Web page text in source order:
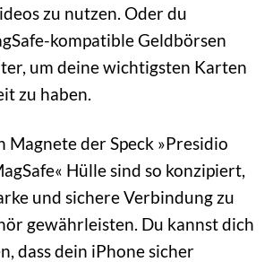
zu nutzen. Oder du
kompatible Geldbörsen
um deine wichtigsten Karten
zu haben.
der Speck »Presidio
Hülle sind so konzipiert,
und sichere Verbindung zu
gewährleisten. Du kannst dich
dass dein iPhone sicher